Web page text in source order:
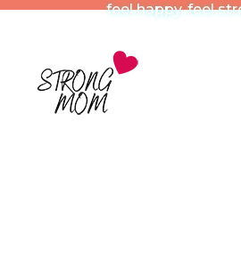
feel happy. feel